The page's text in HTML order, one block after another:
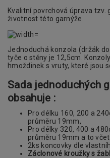
Kvalitní povrchová úprava
životnost této garnýže.
Jednoduchá konzola (držák
tyče o stěny je 12,5cm.
hmoždinek s vruty, které jsou
Sada jednoduchých
obsahuje :
Pro délku 160, 200 a
průměru 19mm,
Pro délky 320, 400 a
průměru 19mm a to
2ks koncovky dle
Záclonové kroužky s